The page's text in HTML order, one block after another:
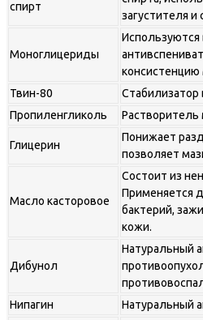
спирт
загустителя и
Моноглицериды
Используются
консистенцию
Твин-80
Стабилизатор
Пропиленгликоль
Растворитель
Глицерин
Понижает
позволяет
Масло касторовое
Состоит из
Применяется
бактерий,
кожи.
Дибунол
Натуральный
Нипагин
Натуральный